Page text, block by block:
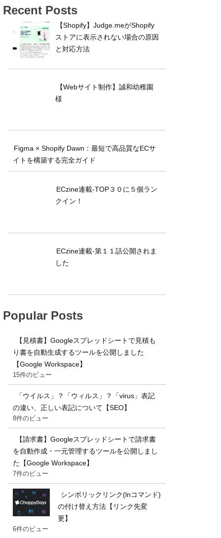
Recent Posts
【Shopify】Judge.meがShopify
ストアに表示されない場合の原因
と対応方法
【Webサイト制作】誠和幼稚園
様
Figma × Shopify Dawn：最短で高品質なECサ
イトを構築する完全ガイド
ECzine連載-TOP３０に５個ラン
クイン！
ECzine連載-第１１話公開されま
した
Popular Posts
【見積書】Googleスプレッドシートで見積も
り書を自動生成するツールを公開しました
【Google Workspace】
15件のビュー
「ウイルス」？「ウィルス」？「virus」表記
の違い、正しい表記について【SEO】
8件のビュー
【請求書】Googleスプレッドシートで請求書
を自動作成・一元管理するツールを公開しまし
た【Google Workspace】
7件のビュー
シンボリックリンク(lnコマンド)
の付け替え方法【リンク先変
更】
6件のビュー